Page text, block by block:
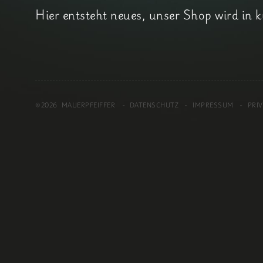
Hier entsteht neues, unser Shop wird in
©2026 MAUERPFEIFFER - DATENSCHUTZ IMPRESSUM